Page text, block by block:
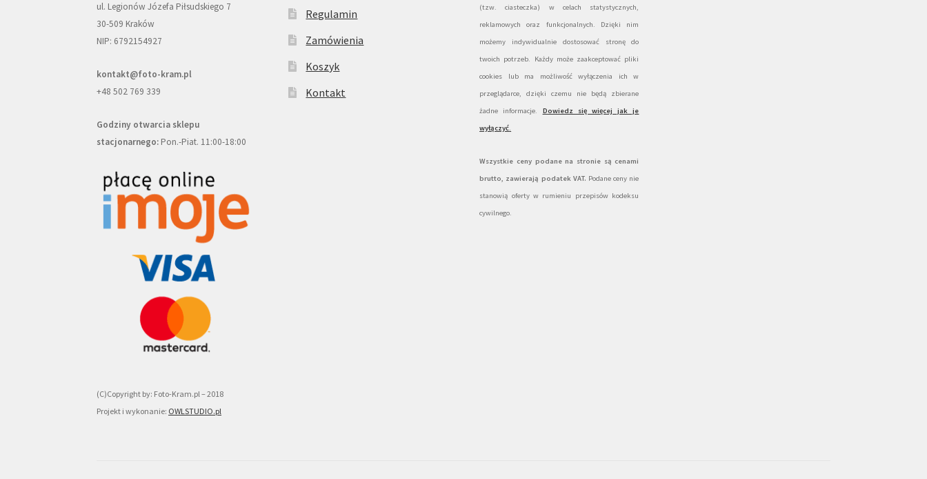
ul. Legionów Józefa Piłsudskiego 7
30-509 Kraków
NIP: 6792154927
kontakt@foto-kram.pl
+48 502 769 339
Godziny otwarcia sklepu
stacjonarnego: Pon.-Piat. 11:00-18:00
(C)Copyright by: Foto-Kram.pl – 2018
Projekt i wykonanie: OWLSTUDIO.pl
Regulamin
Zamówienia
Koszyk
Kontakt
(tzw. ciasteczka) w celach statystycznych,
reklamowych oraz funkcjonalnych. Dzięki nim
możemy indywidualnie dostosować stronę do
twoich potrzeb. Każdy może zaakceptować pliki
cookies lub ma możliwość wyłączenia ich w
przeglądarce, dzięki czemu nie będą zbierane
żadne informacje. Dowiedz się więcej jak je
wyłączyć.
Wszystkie ceny podane na stronie są cenami
brutto, zawierają podatek VAT. Podane ceny nie
stanowią oferty w rumieniu przepisów kodeksu
cywilnego.